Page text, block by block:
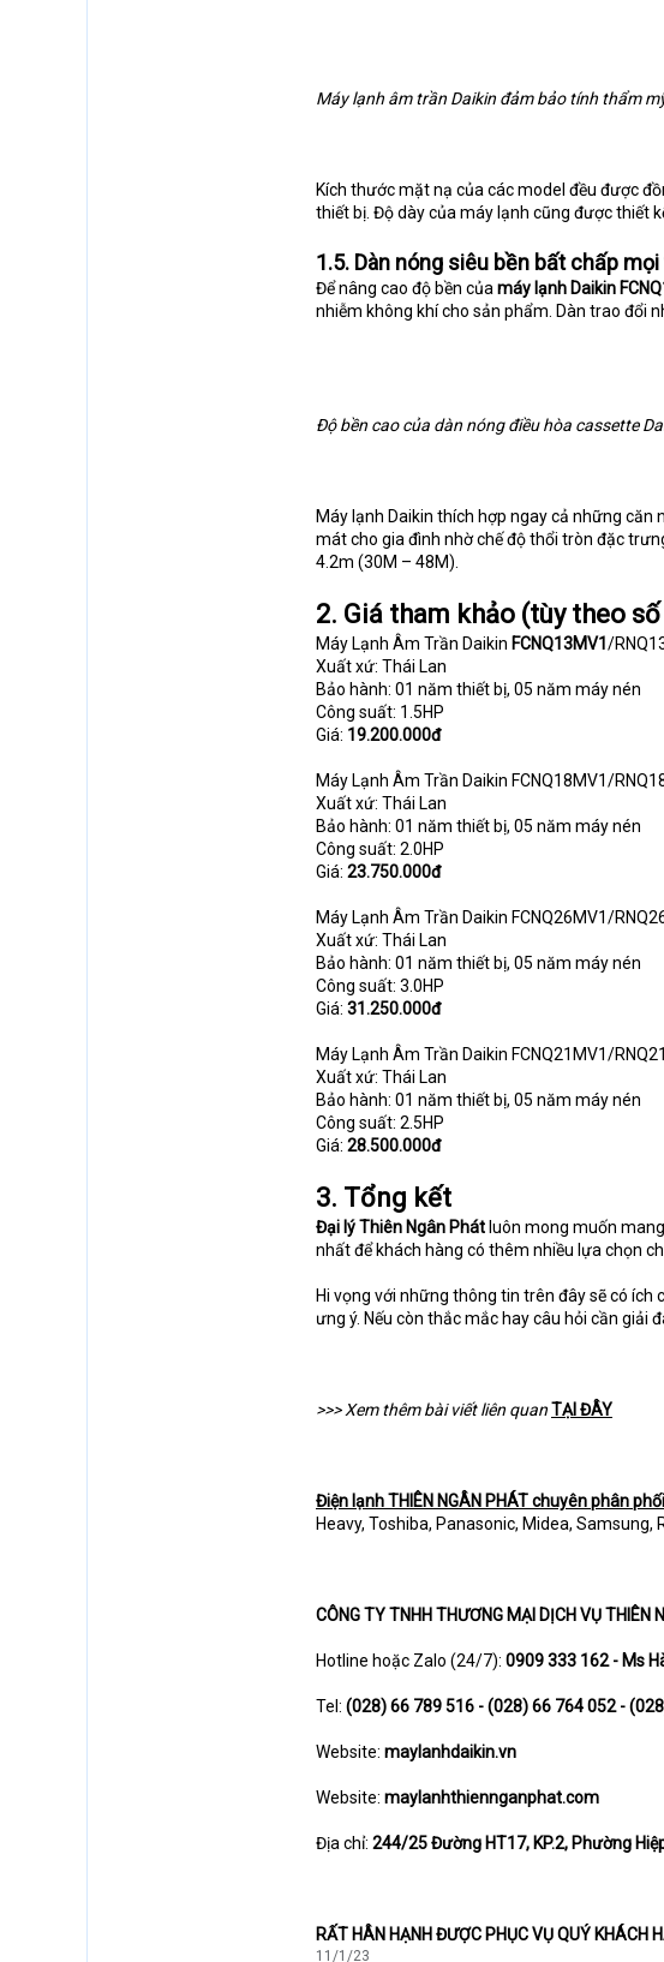
Máy lạnh âm trần Daikin đảm bảo tính thẩm
Kích thước mặt nạ của các model đều được
thiết bị. Độ dày của máy lạnh cũng được thiết
1.5. Dàn nóng siêu bền bất chấp
Để nâng cao độ bền của máy lạnh Daikin
nhiễm không khí cho sản phẩm. Dàn trao đổi
Độ bền cao của dàn nóng điều hòa cassette
Máy lạnh Daikin thích hợp ngay cả những căn
mát cho gia đình nhờ chế độ thổi tròn đặc
4.2m (30M – 48M).
2. Giá tham khảo (tùy theo
Máy Lạnh Âm Trần Daikin FCNQ13MV1 /
Xuất xứ: Thái Lan
Bảo hành: 01 năm thiết bị, 05 năm máy nén
Công suất: 1.5HP
Giá: 19.200.000đ
Máy Lạnh Âm Trần Daikin FCNQ18MV1/
Xuất xứ: Thái Lan
Bảo hành: 01 năm thiết bị, 05 năm máy nén
Công suất: 2.0HP
Giá: 23.750.000đ
Máy Lạnh Âm Trần Daikin FCNQ26MV1/
Xuất xứ: Thái Lan
Bảo hành: 01 năm thiết bị, 05 năm máy nén
Công suất: 3.0HP
Giá: 31.250.000đ
Máy Lạnh Âm Trần Daikin FCNQ21MV1/
Xuất xứ: Thái Lan
Bảo hành: 01 năm thiết bị, 05 năm máy nén
Công suất: 2.5HP
Giá: 28.500.000đ
3. Tổng kết
Đại lý Thiên Ngân Phát luôn mong muốn
nhất để khách hàng có thêm nhiều lựa chọn
Hi vọng với những thông tin trên đây sẽ có
ưng ý. Nếu còn thắc mắc hay câu hỏi cần giải
>>> Xem thêm bài viết liên quanTẠI ĐÂY
Điện lạnh THIÊN NGÂN PHÁT chuyên phân
Heavy, Toshiba, Panasonic, Midea, Samsung,
CÔNG TY TNHH THƯƠNG MẠI DỊCH VỤ THIÊN
Hotline hoặc Zalo (24/7): 0909 333 162 - Ms
Tel: (028) 66 789 516 - (028) 66 764 052 -
Website: maylanhdaikin.vn
Website: maylanhthiennganphat.com
Địa chỉ: 244/25 Đường HT17, KP.2, Phường
RẤT HÂN HẠNH ĐƯỢC PHỤC VỤ QUÝ KHÁCH
11/1/23